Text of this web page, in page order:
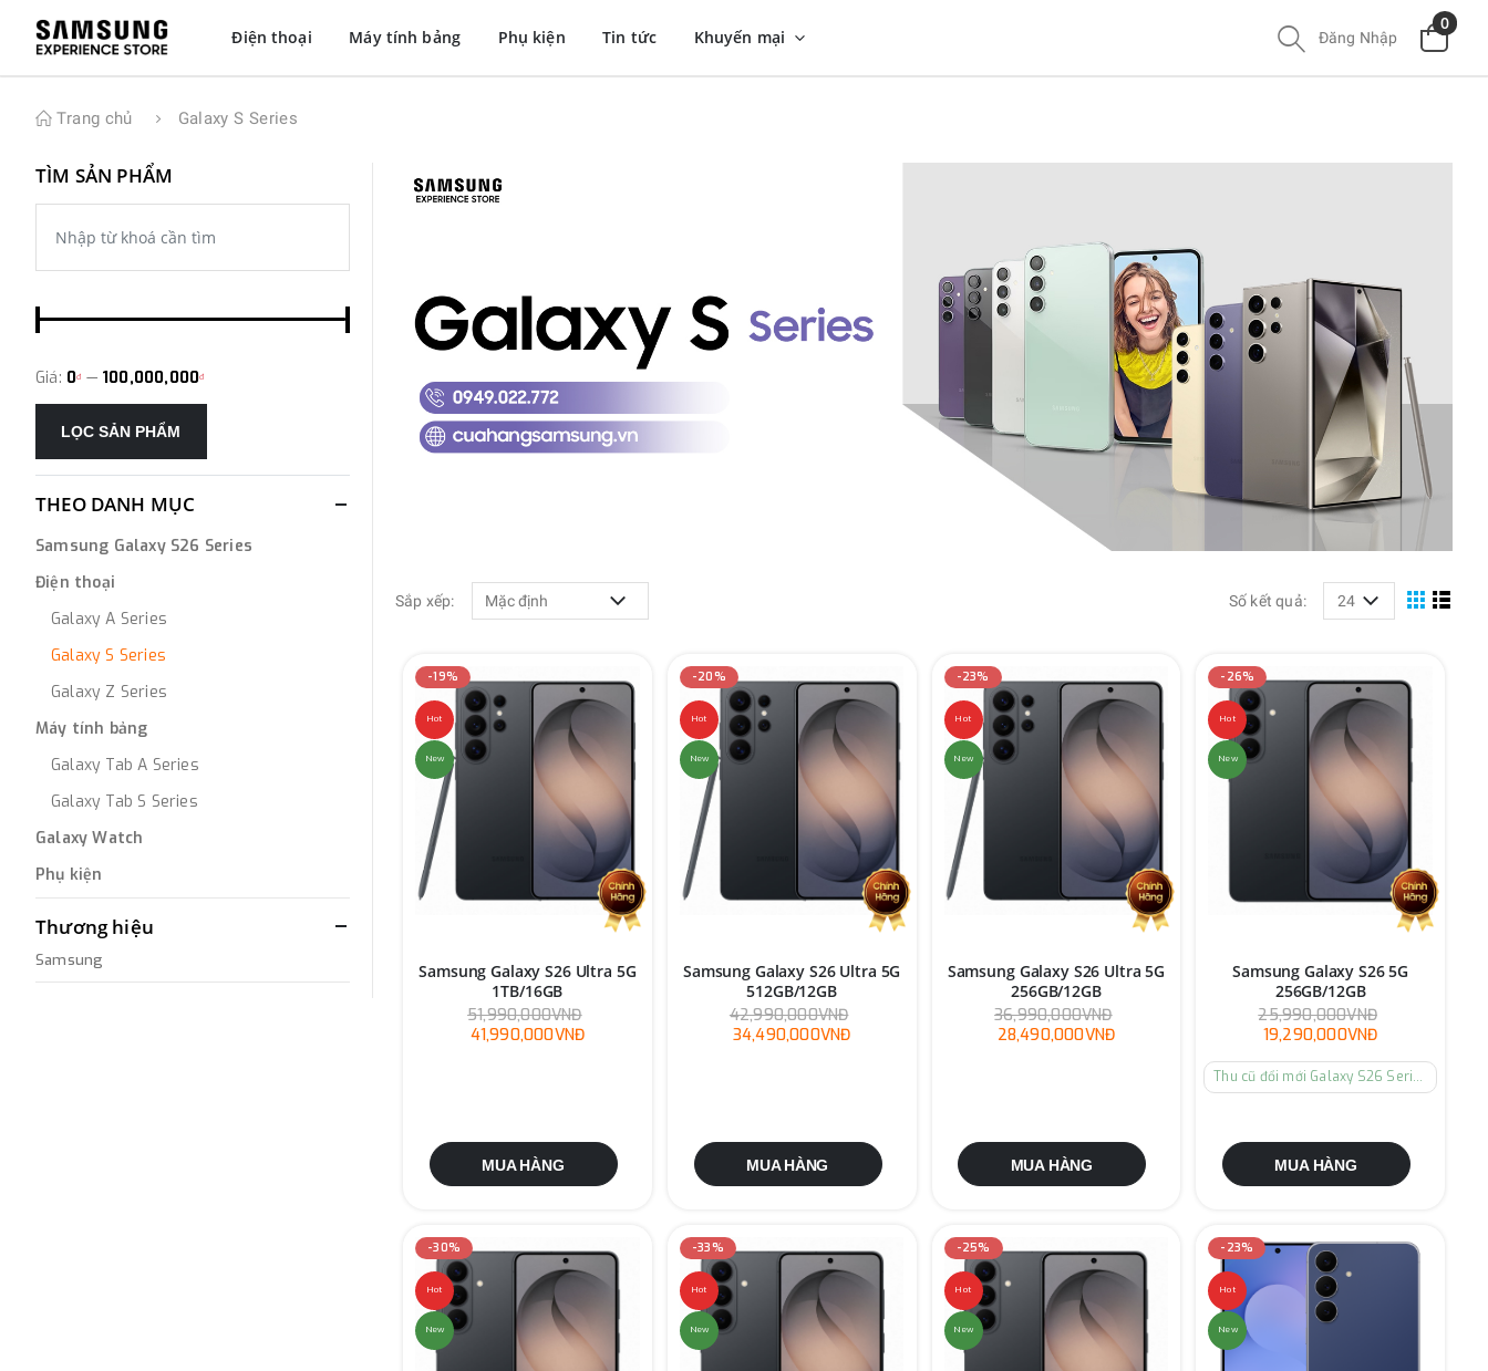
Điện thoại Máy tính bảng Phụ kiện Tin tức Khuyến mại Đăng Nhập
0
Trang chủ Galaxy S Series
Sắp xếp: Số kết quả:
-19%
Hot
New
Samsung Galaxy S26 Ultra 5G
1TB/16GB
51,990,000VNĐ
41,990,000VNĐ
MUA HÀNG
-20%
Hot
New
Samsung Galaxy S26 Ultra 5G
512GB/12GB
42,990,000VNĐ
34,490,000VNĐ
MUA HÀNG
-23%
Hot
New
Samsung Galaxy S26 Ultra 5G
256GB/12GB
36,990,000VNĐ
28,490,000VNĐ
MUA HÀNG
-26%
Hot
New
Samsung Galaxy S26 5G
256GB/12GB
25,990,000VNĐ
19,290,000VNĐ
Thu cũ đổi mới Galaxy S26 Series
MUA HÀNG
-30%
Hot
New
-33%
Hot
New
-25%
Hot
New
-23%
Hot
New
TÌM SẢN PHẨM
Giá: 0đ — 100,000,000đ
LỌC SẢN PHẨM
THEO DANH MỤC
Samsung Galaxy S26 Series
Điện thoại
Galaxy A Series
Galaxy S Series
Galaxy Z Series
Máy tính bảng
Galaxy Tab A Series
Galaxy Tab S Series
Galaxy Watch
Phụ kiện
Thương hiệu
Samsung